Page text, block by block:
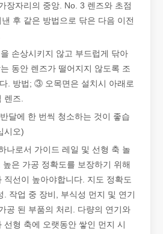
은 널리 사용되는 절단 방법입니다. 정확
좋은 선택인가요? 레이저 용접은 얼마나 강력합니까?
밀도와 효율성으로 현대 제조에 혁명을
장자리의 중앙. No. 3 렌즈와 초점
후 같은 방법으로 닦은 다음 이전
손상시키지 않고 부드럽게 닦아
동안 렌즈가 떨어지지 않도록 조
. 방법; ③ 오목면은 설치시 아래로
렌즈.
달에 한 번씩 청소하는 것이 좋습
시오)
나로서 가이드 레일 및 선형 축 놀
은 가공 정확도를 보장하기 위해
직선이 높아야합니다. 지도 정확도
. 작업 중 장비, 부식성 먼지 및 연기
공 된 부품의 처리. 다량의 연기와
선형 축에 오랫동안 쌓인 먼지 시